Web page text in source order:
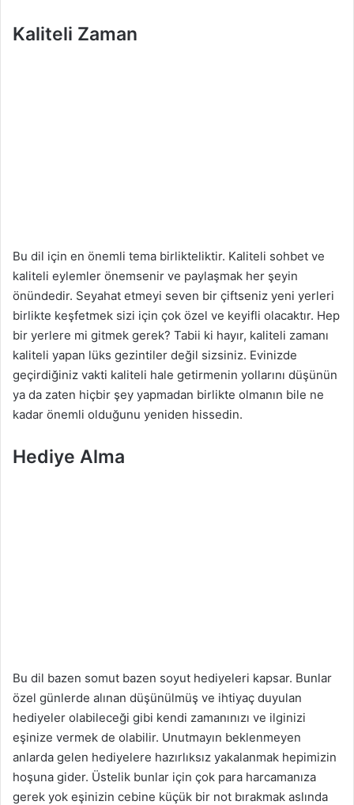
Kaliteli Zaman
Bu dil için en önemli tema birlikteliktir. Kaliteli sohbet ve
kaliteli eylemler önemsenir ve paylaşmak her şeyin
önündedir. Seyahat etmeyi seven bir çiftseniz yeni yerleri
birlikte keşfetmek sizi için çok özel ve keyifli olacaktır. Hep
bir yerlere mi gitmek gerek? Tabii ki hayır, kaliteli zamanı
kaliteli yapan lüks gezintiler değil sizsiniz. Evinizde
geçirdiğiniz vakti kaliteli hale getirmenin yollarını düşünün
ya da zaten hiçbir şey yapmadan birlikte olmanın bile ne
kadar önemli olduğunu yeniden hissedin.
Hediye Alma
Bu dil bazen somut bazen soyut hediyeleri kapsar. Bunlar
özel günlerde alınan düşünülmüş ve ihtiyaç duyulan
hediyeler olabileceği gibi kendi zamanınızı ve ilginizi
eşinize vermek de olabilir. Unutmayın beklenmeyen
anlarda gelen hediyelere hazırlıksız yakalanmak hepimizin
hoşuna gider. Üstelik bunlar için çok para harcamanıza
gerek yok eşinizin cebine küçük bir not bırakmak aslında